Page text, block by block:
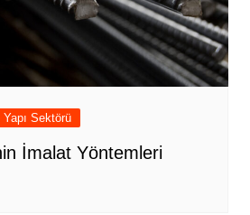
Yapı Sektörü
İmalat Yöntemleri